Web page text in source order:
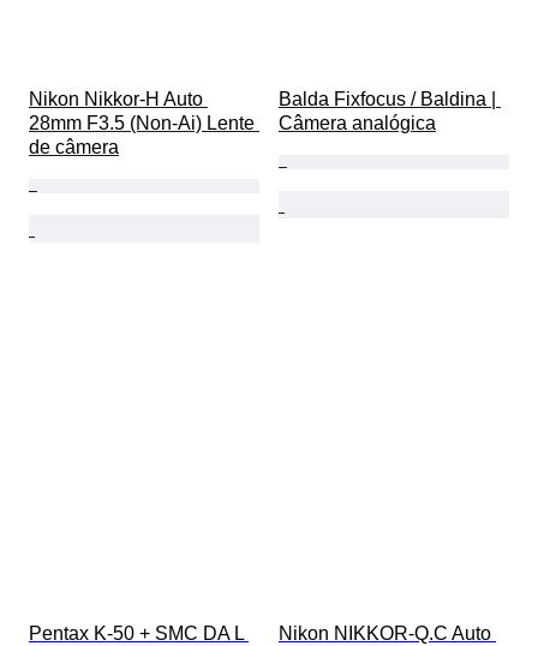
Nikon Nikkor-H Auto
28mm F3.5 (Non-Ai) Lente
de câmera
Balda Fixfocus / Baldina |
Câmera analógica
Pentax K-50 + SMC DA L
Nikon NIKKOR-Q.C Auto